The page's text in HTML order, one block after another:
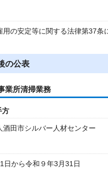
用の安定等に関する法律第37条
の公表
業所清掃業務
方
酒田市シルバー人材センター
日から令和９年3月31日